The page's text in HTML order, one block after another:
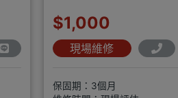
$1,000
現場維修
保固期：3個月